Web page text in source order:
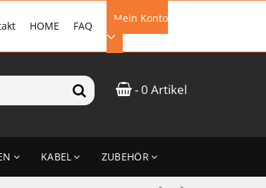
Mein Konto
ADRESSE
ANMELDEN
FAQ
HOME
- 0 Artikel
KABEL ZUBEHÖR